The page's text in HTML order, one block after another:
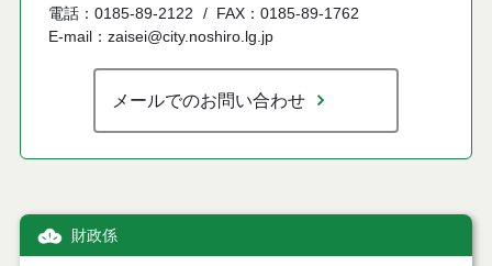
電話：0185-89-2122
FAX：0185-89-1762
E-mail：zaisei@city.noshiro.lg.jp
メールでのお問い合わせ
財政係